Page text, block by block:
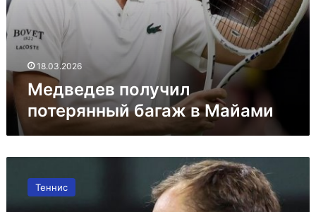
18.03.2026
Медведев получил
потерянный багаж в Майами
сообщил
Теннис